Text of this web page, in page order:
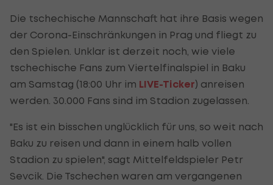
Die tschechische Mannschaft hat ihre Basis wegen
der Corona-Einschränkungen in Prag und fliegt zu
den Spielen. Unklar ist derzeit noch, wie viele
tschechische Fans zum Viertelfinalspiel in Baku
am Samstag (18:00 Uhr im LIVE-Ticker) anreisen
werden. 30.000 Fans sind im Stadion zugelassen.
"Es ist ein bisschen unglücklich für uns, so weit nach
Baku zu reisen und dann in einem halb vollen
Stadion zu spielen", sagt Mittelfeldspieler Petr
Sevcik. Die Tschechen waren am vergangenen